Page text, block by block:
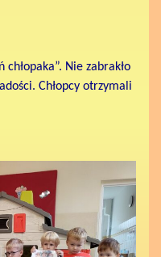
Nie zabrakło
Chłopcy otrzymali